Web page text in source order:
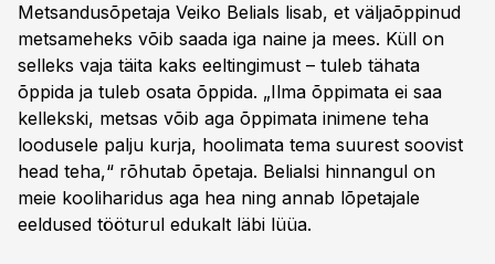
Metsandusõpetaja Veiko Belials lisab, et väljaõppinud
metsameheks võib saada iga naine ja mees. Küll on
selleks vaja täita kaks eeltingimust – tuleb tähata
õppida ja tuleb osata õppida. „Ilma õppimata ei saa
kellekski, metsas võib aga õppimata inimene teha
loodusele palju kurja, hoolimata tema suurest soovist
head teha,“ rõhutab õpetaja. Belialsi hinnangul on
meie kooliharidus aga hea ning annab lõpetajale
eeldused tööturul edukalt läbi lüüa.